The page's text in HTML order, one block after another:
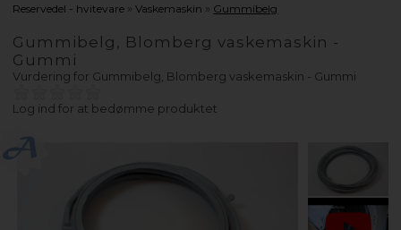
Reservedel - hvitevare »Vaskemaskin » Gummibelg
Gummibelg, Blomberg vaskemaskin -
Gummi
Vurdering for Gummibelg, Blomberg vaskemaskin - Gummi
Log ind for at bedømme produktet